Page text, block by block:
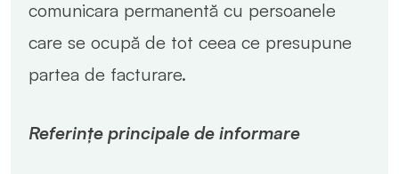
comunicara permanentă cu persoanele
care se ocupă de tot ceea ce presupune
partea de facturare.
Referințe principale de informare